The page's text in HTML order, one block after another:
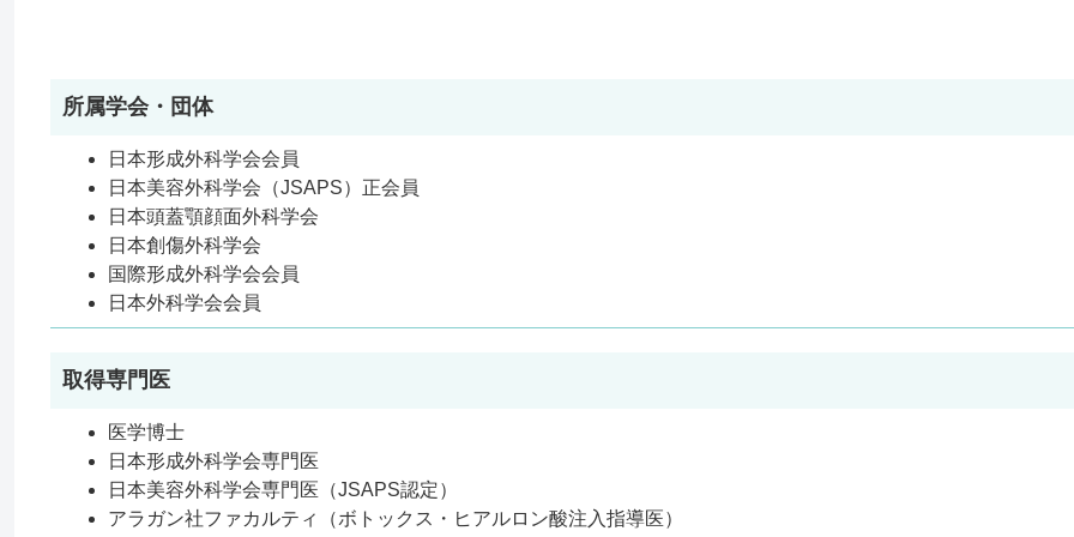
所属学会・団体
日本形成外科学会会員
日本美容外科学会（JSAPS）正会員
日本頭蓋顎顔面外科学会
日本創傷外科学会
国際形成外科学会会員
日本外科学会会員
取得専門医
医学博士
日本形成外科学会専門医
日本美容外科学会専門医（JSAPS認定）
アラガン社ファカルティ（ボトックス・ヒアルロン酸注入指導医）